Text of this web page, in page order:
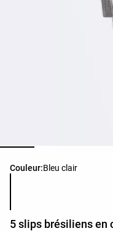
Couleur:Bleu clair
Liste des couleurs du
5 slips brésiliens en